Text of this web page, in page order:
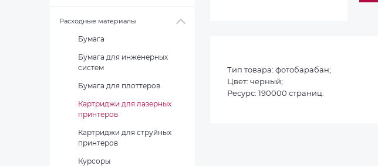
Расходные материалы
Бумага
Бумага для инженерных
систем
Бумага для плоттеров
Картриджи для лазерных
принтеров
Картриджи для струйных
принтеров
Курсоры
Тип товара: фотобарабан;
Цвет: черный;
Ресурс: 190000 страниц.